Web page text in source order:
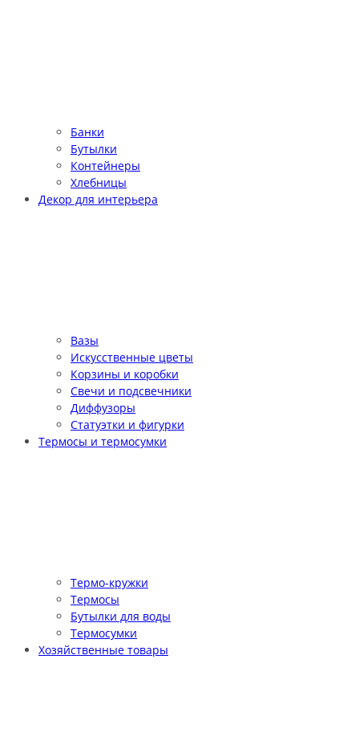
Банки
Бутылки
Контейнеры
Хлебницы
Декор для интерьера
Вазы
Искусственные цветы
Корзины и коробки
Свечи и подсвечники
Диффузоры
Статуэтки и фигурки
Термосы и термосумки
Термо-кружки
Термосы
Бутылки для воды
Термосумки
Хозяйственные товары